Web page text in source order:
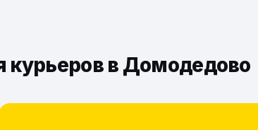
курьеров в Домодедово